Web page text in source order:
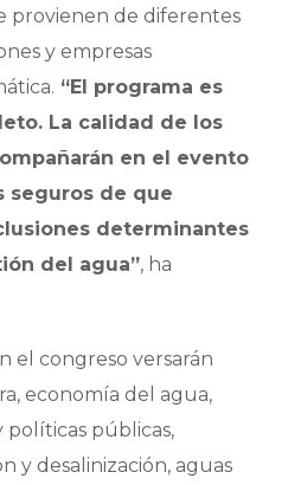
provienen de diferentes
y empresas
“El programa es
La calidad de los
en el evento
seguros de que
determinantes
del agua”, ha
el congreso versarán
economía del agua,
políticas públicas,
y desalinización, aguas